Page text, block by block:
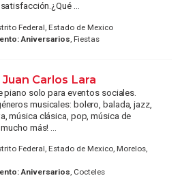
...
Federal, Estado de Mexico
Aniversarios, Fiestas
Carlos Lara
piano solo para eventos sociales.
musicales: bolero, balada, jazz,
música clásica, pop, música de
más! ...
Federal, Estado de Mexico, Morelos,
Aniversarios, Cocteles